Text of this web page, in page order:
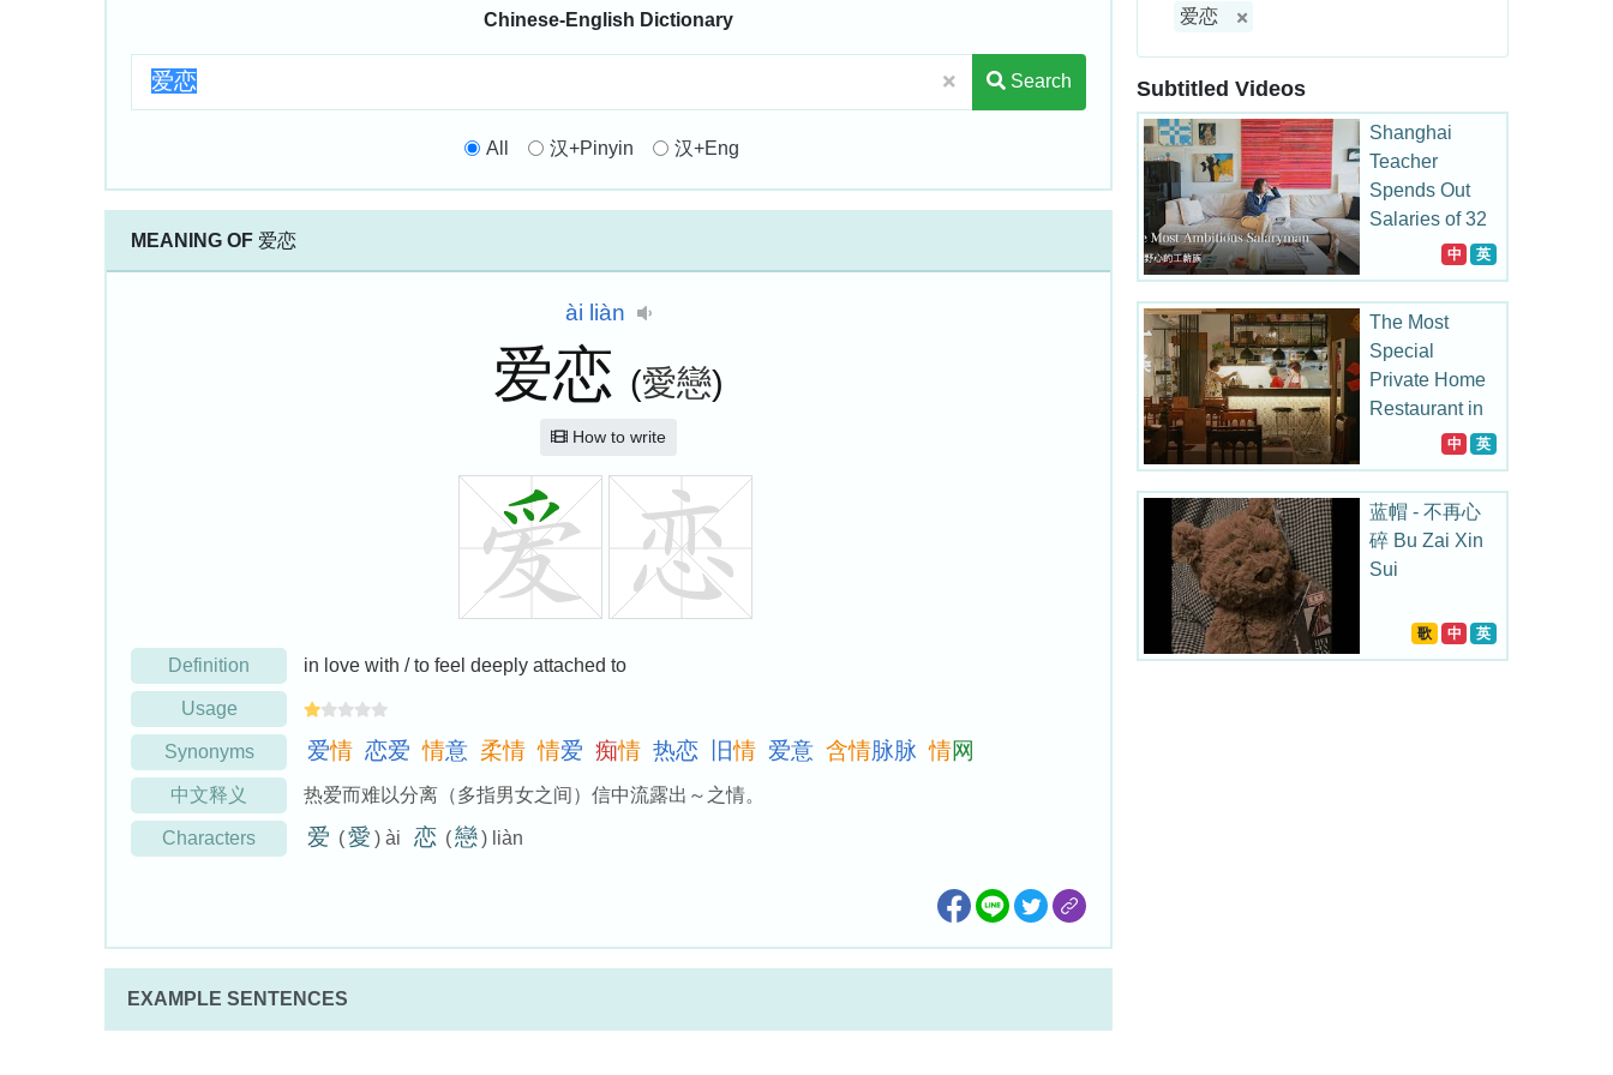
Chinese-English Dictionary
Search
All 汉+Pinyin 汉+Eng
MEANING OF 爱恋
ài liàn
爱恋 (愛戀)
How to write
Definition in love with / to feel deeply attached to
Usage
Synonyms 爱情 恋爱 情意 柔情 情爱 痴情 热恋 旧情 爱意 含情脉脉 情网
中文释义 热爱而难以分离（多指男女之间）信中流露出～之情。
Characters 爱 (愛 ) ài 恋 (戀) liàn
EXAMPLE SENTENCES
爱恋
Subtitled Videos
Shanghai
Teacher
Spends Out
Salaries of 32
Years on
Collecting
中 英
The Most
Special
Private Home
Restaurant in
中 英
蓝帽 - 不再心
碎 Bu Zai Xin
Sui
歌 中 英